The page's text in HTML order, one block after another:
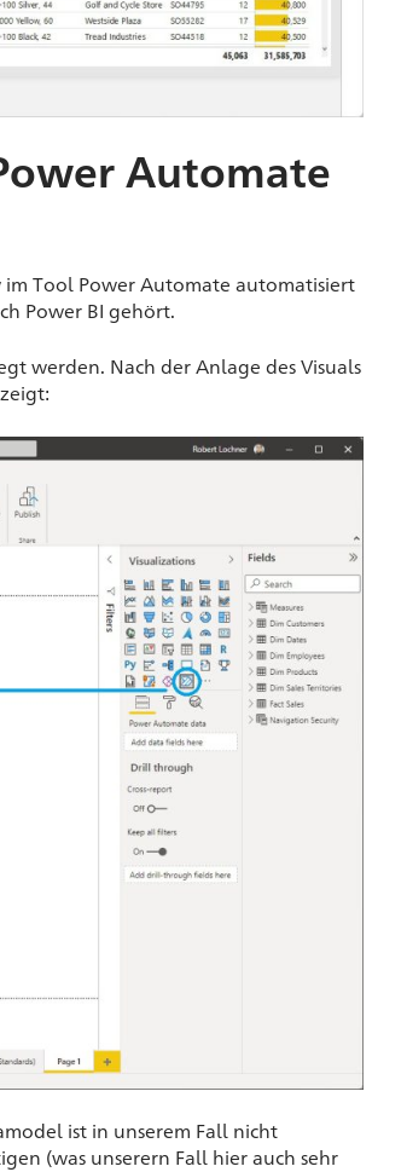
Automate
im Tool Power Automate automatisiert
Power BI gehört.
werden. Nach der Anlage des Visuals
ist in unserem Fall nicht
(was unserern Fall hier auch sehr